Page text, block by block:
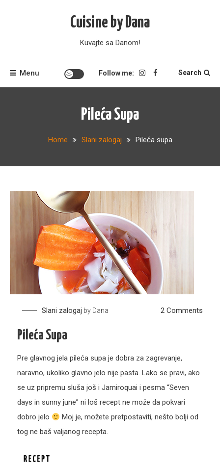
Cuisine by Dana
Kuvajte sa Danom!
Menu Follow me: Search
Pileća Supa
Home Slani zalogaj Pileća supa
Slani zalogaj by Dana 2 Comments
Pileća Supa
Pre glavnog jela pileća supa je dobra za zagrevanje,
naravno, ukoliko glavno jelo nije pasta. Lako se pravi, ako
se uz pripremu sluša još i Jamiroquai i pesma “Seven
days in sunny june” ni loš recept ne može da pokvari
dobro jelo
Moj je, možete pretpostaviti, nešto bolji od
tog ne baš valjanog recepta.